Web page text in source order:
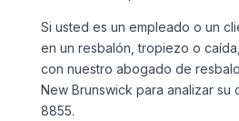
Si usted es un empleado o un
en un resbalón, tropiezo o
con nuestro abogado de
New Brunswick para analizar su
8855.